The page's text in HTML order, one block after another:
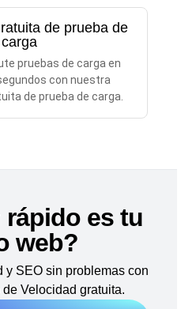
de prueba de
carga
pruebas de carga en
con nuestra
de prueba de carga.
rápido es tu
web?
y SEO sin problemas con
Velocidad gratuita.